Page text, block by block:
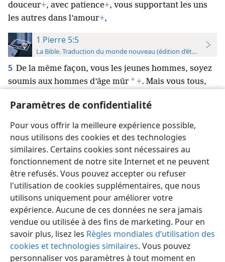
Paramètres de confidentialité
Pour vous offrir la meilleure expérience possible,
nous utilisons des cookies et des technologies
similaires. Certains cookies sont nécessaires au
fonctionnement de notre site Internet et ne peuvent
être refusés. Vous pouvez accepter ou refuser
l'utilisation de cookies supplémentaires, que nous
utilisons uniquement pour améliorer votre
expérience. Aucune de ces données ne sera jamais
vendue ou utilisée à des fins de marketing. Pour en
savoir plus, lisez les Règles mondiales d’utilisation des
cookies et technologies similaires. Vous pouvez
personnaliser vos paramètres à tout moment en
douceur+, avec patience+, vous supportant les uns
les autres dans l’amour+,
1 Pierre 5:5
La Bible. Traduction du monde nouveau (édition d’étude)
5 De la même façon, vous les jeunes hommes, soyez
soumis aux hommes d’âge mûr * +. Mais vous tous,
avec les autres, parce que Dieu s’oppose aux
orgueilleux, mais aux humbles il donne la faveur
imméritée+.
Français Préférences
Copyright © 2026 Watch Tower Bible and Tract Society of Pennsylvania
Conditions d’utilisation
Règles de confidentialité
Paramètres de confidentialité
Se connecter